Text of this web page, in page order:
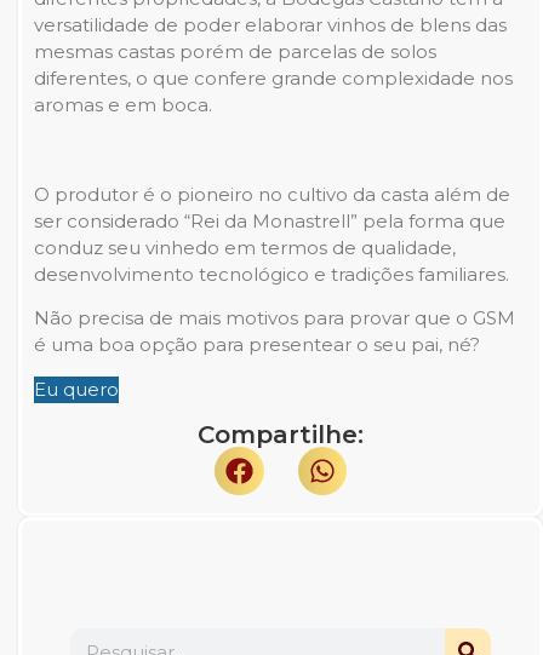
versatilidade de poder elaborar vinhos de blens das
mesmas castas porém de parcelas de solos
diferentes, o que confere grande complexidade nos
aromas e em boca.
O produtor é o pioneiro no cultivo da casta além de
ser considerado “Rei da Monastrell” pela forma que
conduz seu vinhedo em termos de qualidade,
desenvolvimento tecnológico e tradições familiares.
Não precisa de mais motivos para provar que o GSM
é uma boa opção para presentear o seu pai, né?
Eu quero
Compartilhe: